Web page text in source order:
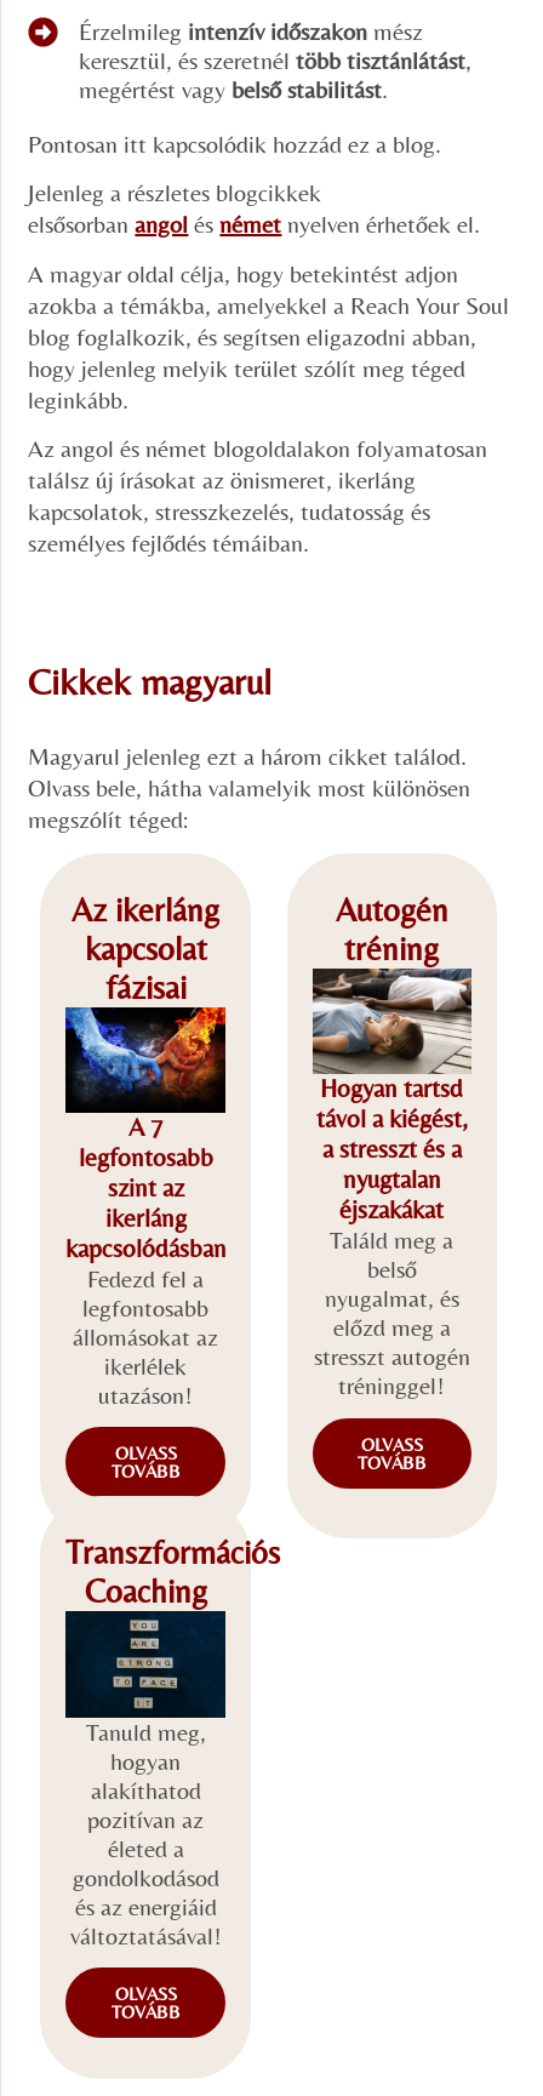
Érzelmileg intenzív időszakonmész
keresztül, és szeretnél több tisztánlátást,
megértést vagy belső stabilitást.
Pontosan itt kapcsolódik hozzád ez a blog.
Jelenleg a részletes blogcikkek
elsősorbanangol ésnémet nyelven érhetőek el.
A magyar oldal célja, hogy betekintést adjon
azokba a témákba, amelyekkel a Reach Your Soul
blog foglalkozik, és segítsen eligazodni abban,
hogy jelenleg melyik terület szólít meg téged
leginkább.
Az angol és német blogoldalakon folyamatosan
találsz új írásokat az önismeret, ikerláng
kapcsolatok, stresszkezelés, tudatosság és
személyes fejlődés témáiban.
Cikkek magyarul
Magyarul jelenleg ezt a három cikket találod.
Olvass bele, hátha valamelyik most különösen
megszólít téged:
Az ikerláng
kapcsolat
fázisai
A 7
legfontosabb
szint az
ikerláng
kapcsolódásban
Fedezd fel a
legfontosabb
állomásokat az
ikerlélek
utazáson!
OLVASS
TOVÁBB
Autogén
tréning
Hogyan tartsd
távol a kiégést,
a stresszt és a
nyugtalan
éjszakákat
Találd meg a
belső
nyugalmat, és
előzd meg a
stresszt autogén
tréninggel!
OLVASS
TOVÁBB
Transzformációs
Coaching
Tanuld meg,
hogyan
alakíthatod
pozitívan az
életed a
gondolkodásod
és az energiáid
változtatásával!
OLVASS
TOVÁBB